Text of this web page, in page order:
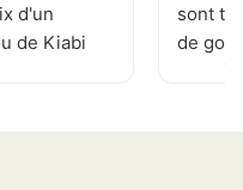
d'un
de Kiabi
sont
de